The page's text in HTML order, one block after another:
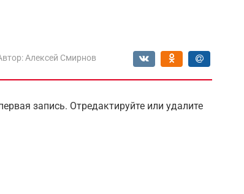
Алексей Смирнов
запись. Отредактируйте или удалите